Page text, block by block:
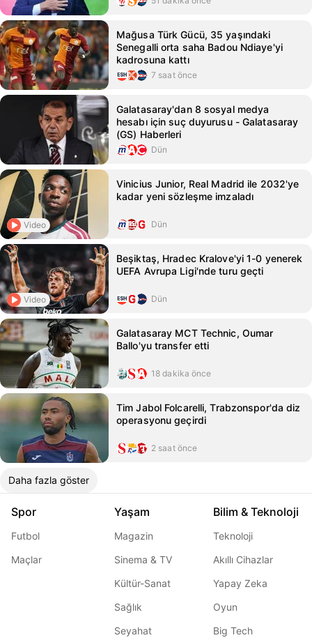
Mağusa Türk Gücü, 35 yaşındaki
Senegalli orta saha Badou Ndiaye'yi
kadrosuna kattı
7 saat önce
Galatasaray'dan 8 sosyal medya
hesabı için suç duyurusu - Galatasaray
(GS) Haberleri
Dün
Video
Vinicius Junior, Real Madrid ile 2032'ye
kadar yeni sözleşme imzaladı
Dün
Video
Beşiktaş, Hradec Kralove'yi 1-0 yenerek
UEFA Avrupa Ligi'nde turu geçti
Dün
Galatasaray MCT Technic, Oumar
Ballo'yu transfer etti
18 dakika önce
Tim Jabol Folcarelli, Trabzonspor'da diz
operasyonu geçirdi
2 saat önce
Daha fazla göster
Spor
Futbol
Maçlar
Yaşam
Magazin
Sinema & TV
Kültür-Sanat
Sağlık
Seyahat
Bilim & Teknoloji
Teknoloji
Akıllı Cihazlar
Yapay Zeka
Oyun
Big Tech